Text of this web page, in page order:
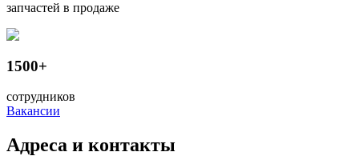
запчастей в продаже
1500+
сотрудников
Вакансии
Адреса и контакты